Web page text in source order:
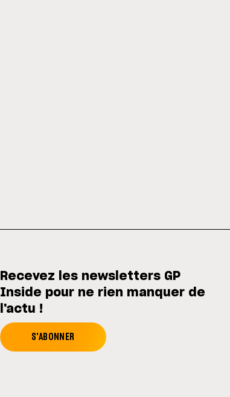
Recevez les newsletters GP
Inside pour ne rien manquer de
l'actu !
S'ABONNER